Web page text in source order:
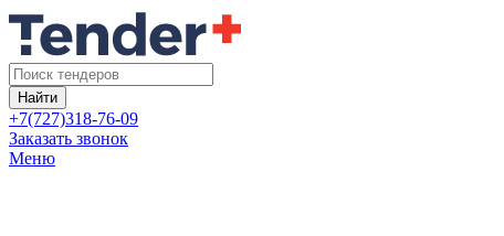
Найти
+7(727)318-76-09
Заказать звонок
Меню